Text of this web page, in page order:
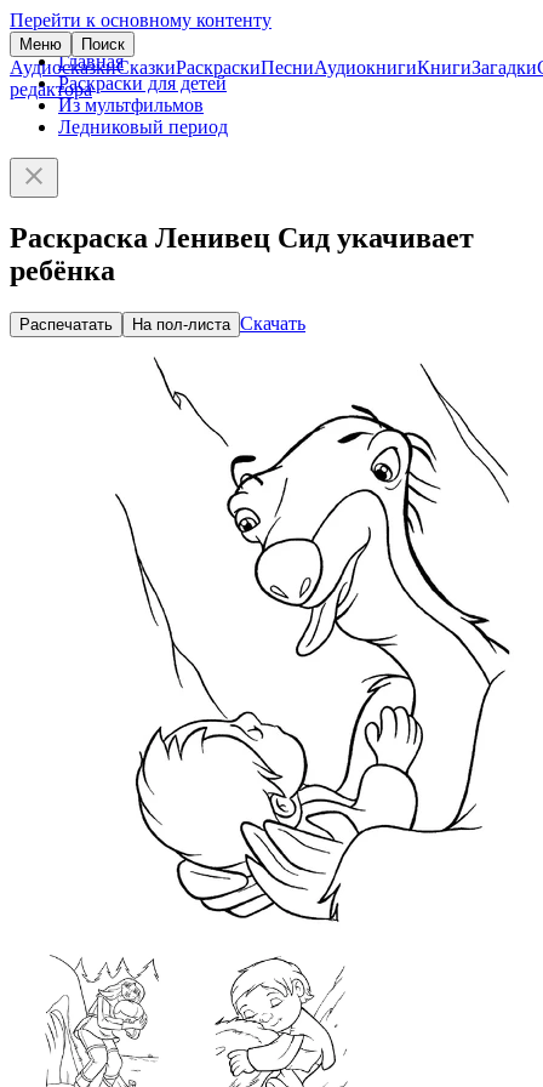
Перейти к основному контенту
Меню Поиск
АудиосказкиСказкиРаскраскиПесниАудиокнигиКнигиЗагадки
редактора
Главная
Раскраски для детей
Из мультфильмов
Ледниковый период
Раскраска Ленивец Сид укачивает
ребёнка
Распечатать На пол-листа Скачать